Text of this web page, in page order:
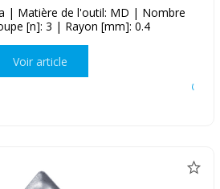
| Matière de l'outil: MD | Nombre
[n]: 3 | Rayon [mm]: 0.4
Voir article